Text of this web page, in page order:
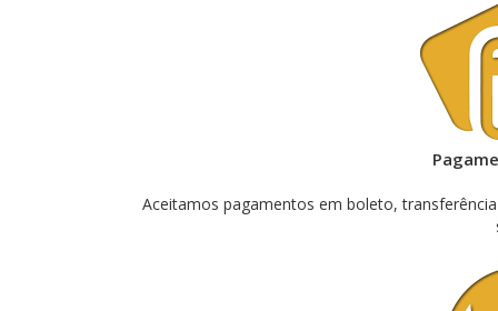
Aceitamos pagamentos em boleto,